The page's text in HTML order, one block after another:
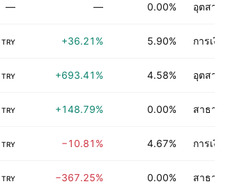
— — 0.00% อุตสาหกร
TRY +36.21% 5.90% การเงิน
TRY +693.41% 4.58% อุตสาหกร
TRY +148.79% 0.00% สาธารณู
TRY −10.81% 4.67% การเงิน
TRY −367.25% 0.00% สาธารณู